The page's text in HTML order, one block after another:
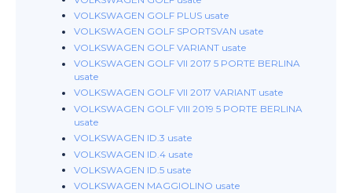
VOLKSWAGEN GOLF PLUS usate
VOLKSWAGEN GOLF SPORTSVAN usate
VOLKSWAGEN GOLF VARIANT usate
VOLKSWAGEN GOLF VII 2017 5 PORTE BERLINA
usate
VOLKSWAGEN GOLF VII 2017 VARIANT usate
VOLKSWAGEN GOLF VIII 2019 5 PORTE BERLINA
usate
VOLKSWAGEN ID.3 usate
VOLKSWAGEN ID.4 usate
VOLKSWAGEN ID.5 usate
VOLKSWAGEN MAGGIOLINO usate